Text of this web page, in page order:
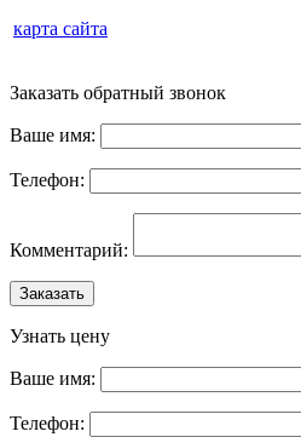
карта сайта
Заказать обратный звонок
Ваше имя:
Телефон:
Комментарий:
Заказать
Узнать цену
Ваше имя:
Телефон: